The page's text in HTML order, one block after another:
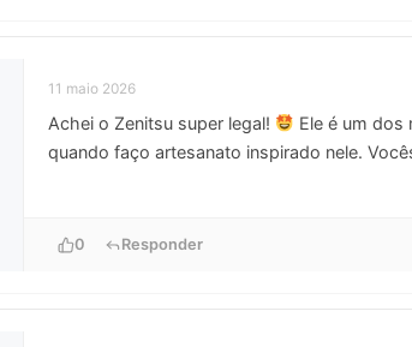
11 maio 2026
Achei o Zenitsu super legal!
Ele é um dos
quando faço artesanato inspirado nele.
0 Responder